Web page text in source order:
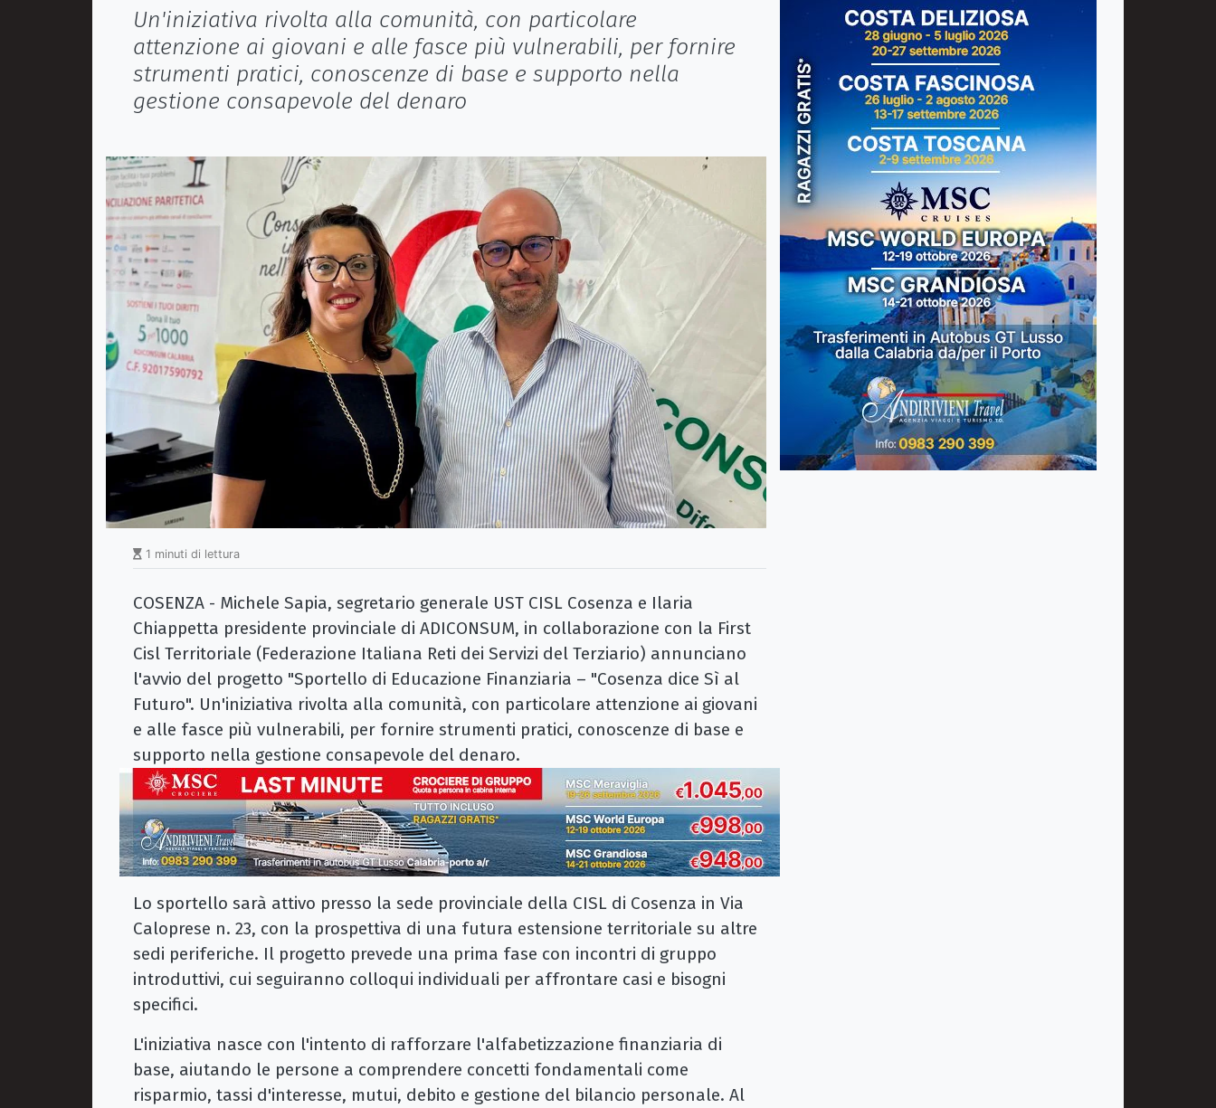
Un'iniziativa rivolta alla comunità, con particolare
attenzione ai giovani e alle fasce più vulnerabili, per fornire
strumenti pratici, conoscenze di base e supporto nella
gestione consapevole del denaro
1 minuti di lettura
COSENZA - Michele Sapia, segretario generale UST CISL Cosenza e Ilaria
Chiappetta presidente provinciale di ADICONSUM, in collaborazione con la First
Cisl Territoriale (Federazione Italiana Reti dei Servizi del Terziario) annunciano
l'avvio del progetto "Sportello di Educazione Finanziaria – "Cosenza dice Sì al
Futuro". Un'iniziativa rivolta alla comunità, con particolare attenzione ai giovani
e alle fasce più vulnerabili, per fornire strumenti pratici, conoscenze di base e
supporto nella gestione consapevole del denaro.
Lo sportello sarà attivo presso la sede provinciale della CISL di Cosenza in Via
Caloprese n. 23, con la prospettiva di una futura estensione territoriale su altre
sedi periferiche. Il progetto prevede una prima fase con incontri di gruppo
introduttivi, cui seguiranno colloqui individuali per affrontare casi e bisogni
specifici.
L'iniziativa nasce con l'intento di rafforzare l'alfabetizzazione finanziaria di
base, aiutando le persone a comprendere concetti fondamentali come
risparmio, tassi d'interesse, mutui, debito e gestione del bilancio personale. Al